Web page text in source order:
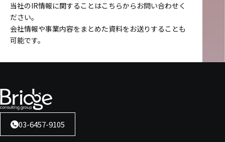
当社のIR情報に関することはこちらからお問い合わせく
ださい。
会社情報や事業内容をまとめた資料をお送りすることも
可能です。
03-6457-9105